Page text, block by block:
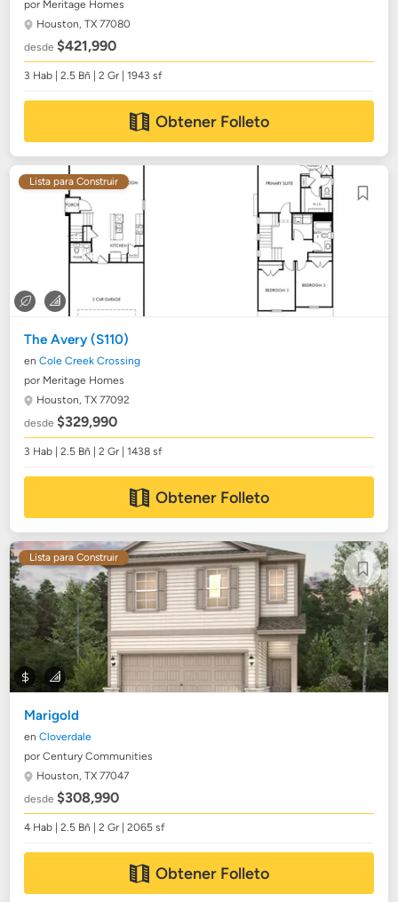
por Meritage Homes
Houston, TX 77080
desde$421,990
3 Hab | 2.5 Bñ | 2 Gr | 1943 sf
Obtener Folleto
Lista para Construir
The Avery (S110)
enCole Creek Crossing
por Meritage Homes
Houston, TX 77092
desde$329,990
3 Hab | 2.5 Bñ | 2 Gr | 1438 sf
Obtener Folleto
Lista para Construir
Marigold
enCloverdale
por Century Communities
Houston, TX 77047
desde$308,990
4 Hab | 2.5 Bñ | 2 Gr | 2065 sf
Obtener Folleto